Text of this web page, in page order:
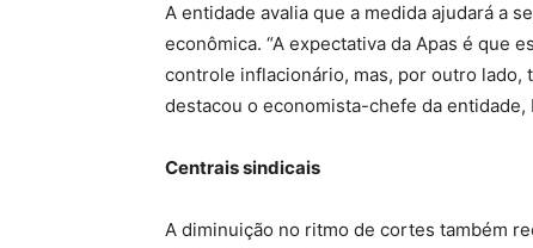
A entidade avalia que a medida ajudará a
econômica. “A expectativa da Apas é que
controle inflacionário, mas, por outro lado,
destacou o economista-chefe da entidade,
Centrais sindicais
A diminuição no ritmo de cortes também